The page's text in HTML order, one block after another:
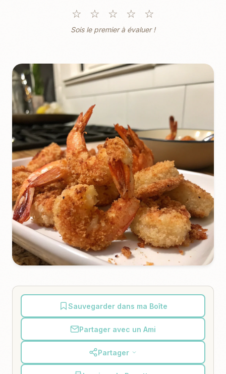
☆ ☆ ☆ ☆ ☆
Sois le premier à évaluer !
Sauvegarder dans ma Boîte
Partager avec un Ami
Partager